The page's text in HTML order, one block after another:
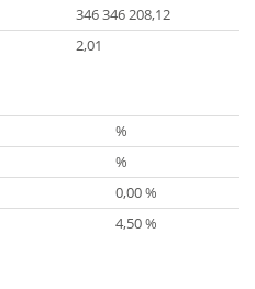
346 346 208,12
2,01
%
%
0,00 %
4,50 %